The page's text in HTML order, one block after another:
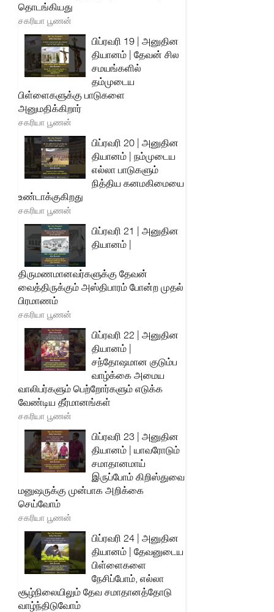
தொடங்கியது
சகரியா பூணன்
பிப்ரவரி 19 | அனுதின
தியானம் | தேவன் சில
சமயங்களில்
தம்முடைய
பிள்ளைகளுக்கு பாடுகளை
அனுமதிக்கிறார்
சகரியா பூணன்
பிப்ரவரி 20 | அனுதின
தியானம் | நம்முடைய
எல்லா பாடுகளும்
நித்திய கனமகிமையை
உண்டாக்குகிறது
சகரியா பூணன்
பிப்ரவரி 21 | அனுதின
தியானம் |
திருமணமானவர்களுக்கு தேவன்
வைத்திருக்கும் அஸ்திபாரம் போன்ற முதல்
பிரமாணம்
சகரியா பூணன்
பிப்ரவரி 22 | அனுதின
தியானம் |
சந்தோஷமான குடும்ப
வாழ்க்கை அமைய
வாலிபர்களும் பெற்றோர்களும் எடுக்க
வேண்டிய தீர்மானங்கள்
சகரியா பூணன்
பிப்ரவரி 23 | அனுதின
தியானம் | யாவரோடும்
சமாதானமாய்
இருப்போம் கிறிஸ்துவை
மனுஷருக்கு முன்பாக அறிக்கை
செய்வோம்
சகரியா பூணன்
பிப்ரவரி 24 | அனுதின
தியானம் | தேவனுடைய
பிள்ளைகளை
நேசிப்போம், எல்லா
சூழ்நிலையிலும் தேவ சமாதானத்தோடு
வாழ்ந்திடுவோம்